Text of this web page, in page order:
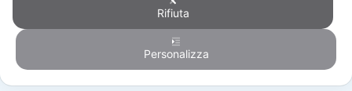
Generico
Rifiuta
Personalizza